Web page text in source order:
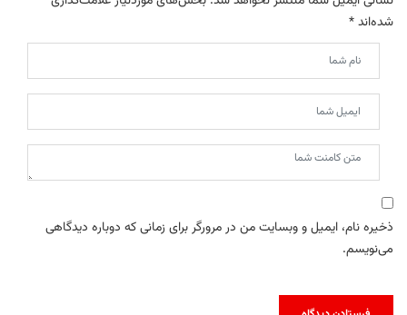
شده‌اند*
ذخیره نام، ایمیل و وبسایت من در مرورگر برای زمانی که دوباره دیدگاهی
می‌نویسم.